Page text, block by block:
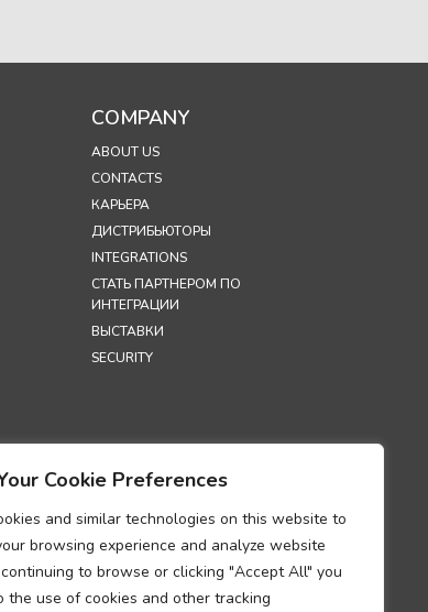
Cookie Preferences
and similar technologies on this website to
browsing experience and analyze website
to browse or clicking "Accept All" you
the use of cookies and other tracking
COMPANY
ABOUT US
CONTACTS
КАРЬЕРА
ДИСТРИБЬЮТОРЫ
INTEGRATIONS
СТАТЬ ПАРТНЕРОМ ПО
ИНТЕГРАЦИИ
ВЫСТАВКИ
SECURITY